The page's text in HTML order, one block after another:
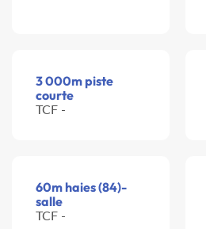
3 000m piste
courte
TCF -
60m haies (84)-
salle
TCF -